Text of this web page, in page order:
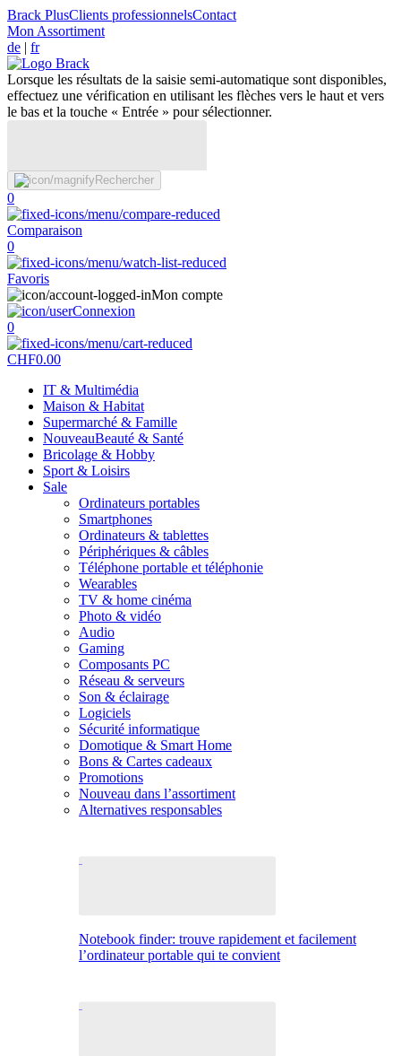
Brack PlusClients professionnelsContact
Mon Assortiment
de | fr
Lorsque les résultats de la saisie semi-automatique sont disponibles,
effectuez une vérification en utilisant les flèches vers le haut et vers
le bas et la touche « Entrée » pour sélectionner.
Rechercher
0
Comparaison
0
Favoris
Mon compte
Connexion
0
CHF0.00
IT & Multimédia
Maison & Habitat
Supermarché & Famille
NouveauBeauté & Santé
Bricolage & Hobby
Sport & Loisirs
Sale
Ordinateurs portables
Smartphones
Ordinateurs & tablettes
Périphériques & câbles
Téléphone portable et téléphonie
Wearables
TV & home cinéma
Photo & vidéo
Audio
Gaming
Composants PC
Réseau & serveurs
Son & éclairage
Logiciels
Sécurité informatique
Domotique & Smart Home
Bons & Cartes cadeaux
Promotions
Nouveau dans l’assortiment
Alternatives responsables
Notebook finder: trouve rapidement et facilement
l’ordinateur portable qui te convient